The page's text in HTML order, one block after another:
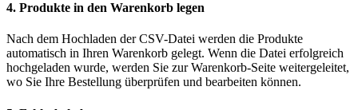
4. Produkte in den Warenkorb legen
Nach dem Hochladen der CSV-Datei werden die Produkte
automatisch in Ihren Warenkorb gelegt. Wenn die Datei erfolgreich
hochgeladen wurde, werden Sie zur Warenkorb-Seite weitergeleitet,
wo Sie Ihre Bestellung überprüfen und bearbeiten können.